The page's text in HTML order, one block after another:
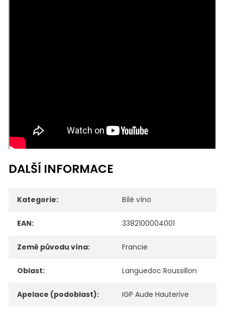
DALŠÍ INFORMACE
Kategorie: Bílé víno
EAN: 3382100004001
Země původu vína: Francie
Oblast: Languedoc Roussillon
Apelace (podoblast): IGP Aude Hauterive